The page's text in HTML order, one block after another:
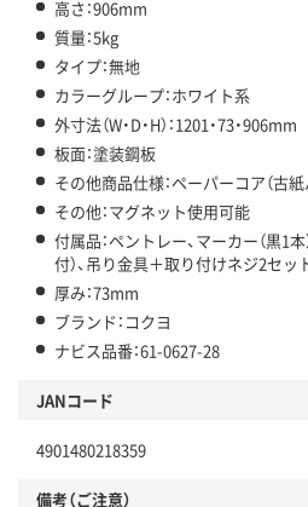
高さ：906mm
質量：5kg
タイプ：無地
カラーグループ：ホワイト系
外寸法（W・D・H）：1201・73・906mm
板面：塗装鋼板
その他商品仕様：ペーパーコア（古紙
その他：マグネット使用可能
付属品：ペントレー、マーカー（黒1
付）、吊り金具＋取り付けネジ2セ
厚み：73mm
ブランド：コクヨ
ナビス品番：61-0627-28
JANコード
4901480218359
備考（ご注意）